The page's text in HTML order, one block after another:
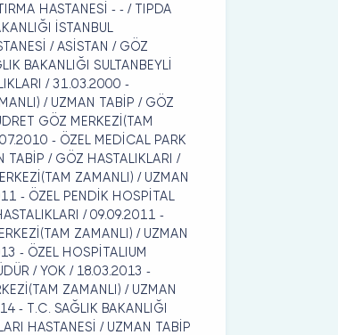
HASTANESİ - - / TIPDA
İSTANBUL
/ ASİSTAN / GÖZ
BAKANLIĞI SULTANBEYLİ
/ 31.03.2000 -
/ UZMAN TABİP / GÖZ
GÖZ MERKEZİ(TAM
- ÖZEL MEDİCAL PARK
TABİP / GÖZ HASTALIKLARI /
ZAMANLI) / UZMAN
- ÖZEL PENDİK HOSPİTAL
/ 09.09.2011 -
ZAMANLI) / UZMAN
- ÖZEL HOSPİTALIUM
/ YOK / 18.03.2013 -
ZAMANLI) / UZMAN
- T.C. SAĞLIK BAKANLIĞI
HASTANESİ / UZMAN TABİP